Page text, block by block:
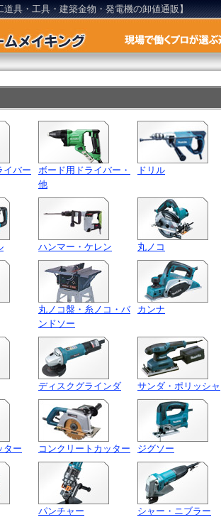
具・工具・建築金物・発電機の卸値通販】
イバー
ボード用ドライバー・
他
ドリル
ハンマー・ケレン 丸ノコ
丸ノコ盤・糸ノコ・バ
ンドソー
カンナ
ディスクグラインダ サンダ・ポリッシャ
ター コンクリートカッター ジグソー
パンチャー シャー・ニブラー